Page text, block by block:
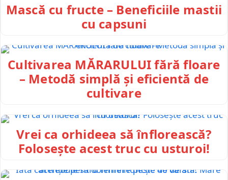
Mască cu fructe – Beneficiile mastii
cu capsuni
Cultivarea MĂRARULUI fără floare
– Metodă simplă și eficientă de
cultivare
Vrei ca orhideea să înflorească?
Folosește acest truc cu usturoi!